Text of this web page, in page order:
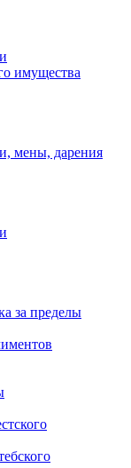
имущества
мены, дарения
за пределы